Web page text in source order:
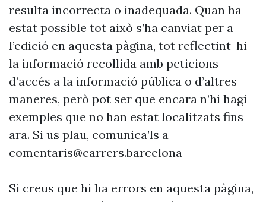
resulta incorrecta o inadequada. Quan ha
estat possible tot això s’ha canviat per a
l’edició en aquesta pàgina, tot reflectint-hi
la informació recollida amb peticions
d’accés a la informació pública o d’altres
maneres, però pot ser que encara n’hi hagi
exemples que no han estat localitzats fins
ara. Si us plau, comunica’ls a
comentaris@carrers.barcelona
Si creus que hi ha errors en aquesta pàgina,